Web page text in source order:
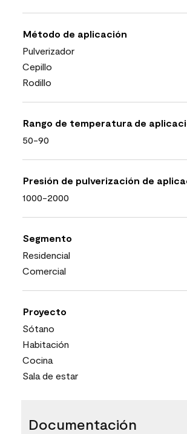
Método de aplicación
Pulverizador
Cepillo
Rodillo
Rango de temperatura de
50-90
Presión de pulverización de
1000-2000
Segmento
Residencial
Comercial
Proyecto
Sótano
Habitación
Cocina
Sala de estar
Documentación